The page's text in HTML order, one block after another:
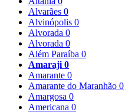
Alvarães 0
Alvinópolis 0
Alvorada 0
Alvorada 0
Além Paraíba 0
Amaraji 0
Amarante 0
Amarante do Maranhão 0
Amargosa 0
Americana 0